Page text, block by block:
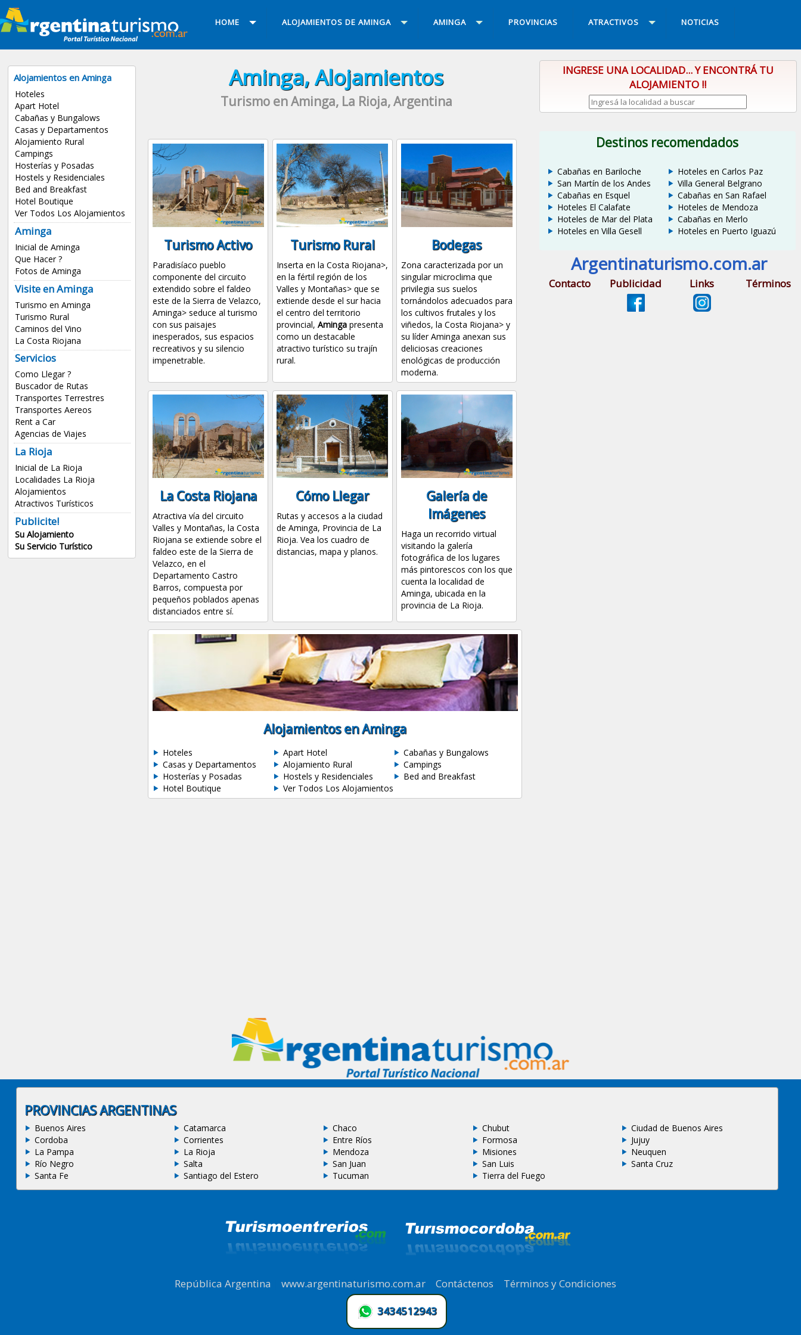
HOME ALOJAMIENTOS DE AMINGA AMINGA PROVINCIAS ATRACTIVOS NOTICIAS
Alojamientos en Aminga
Hoteles
Apart Hotel
Cabañas y Bungalows
Casas y Departamentos
Alojamiento Rural
Campings
Hosterías y Posadas
Hostels y Residenciales
Bed and Breakfast
Hotel Boutique
Ver Todos Los Alojamientos
Aminga
Inicial de Aminga
Que Hacer ?
Fotos de Aminga
Visite en Aminga
Turismo en Aminga
Turismo Rural
Caminos del Vino
La Costa Riojana
Servicios
Como Llegar ?
Buscador de Rutas
Transportes Terrestres
Transportes Aereos
Rent a Car
Agencias de Viajes
La Rioja
Inicial de La Rioja
Localidades La Rioja
Alojamientos
Atractivos Turísticos
Publicite!
Su Alojamiento
Su Servicio Turístico
Aminga, Alojamientos
Turismo en Aminga, La Rioja, Argentina
Turismo Activo
Paradisíaco pueblo
componente del circuito
extendido sobre el faldeo
este de la Sierra de Velazco,
Aminga> seduce al turismo
con sus paisajes
inesperados, sus espacios
recreativos y su silencio
impenetrable.
Turismo Rural
Inserta en la Costa Riojana>,
en la fértil región de los
Valles y Montañas> que se
extiende desde el sur hacia
el centro del territorio
provincial,Aminga presenta
como un destacable
atractivo turístico su trajín
rural.
Bodegas
Zona caracterizada por un
singular microclima que
privilegia sus suelos
tornándolos adecuados para
los cultivos frutales y los
viñedos, la Costa Riojana> y
su líder Aminga anexan sus
deliciosas creaciones
enológicas de producción
moderna.
La Costa Riojana
Atractiva vía del circuito
Valles y Montañas, la Costa
Riojana se extiende sobre el
faldeo este de la Sierra de
Velazco, en el
Departamento Castro
Barros, compuesta por
pequeños poblados apenas
distanciados entre sí.
Cómo Llegar
Rutas y accesos a la ciudad
de Aminga, Provincia de La
Rioja. Vea los cuadro de
distancias, mapa y planos.
Galería de
Imágenes
Haga un recorrido virtual
visitando la galería
fotográfica de los lugares
más pintorescos con los que
cuenta la localidad de
Aminga, ubicada en la
provincia de La Rioja.
Alojamientos en Aminga
Hoteles Apart Hotel
Cabañas y Bungalows
Casas y Departamentos
Alojamiento Rural
Campings
Hosterías y Posadas
Hostels y Residenciales
Bed and Breakfast
Hotel Boutique
Ver Todos Los Alojamientos
INGRESE UNA LOCALIDAD... Y ENCONTRÁ TU
ALOJAMIENTO !!
Destinos recomendados
Cabañas en Bariloche
San Martín de los Andes
Cabañas en Esquel
Hoteles El Calafate
Hoteles de Mar del Plata
Hoteles en Villa Gesell
Hoteles en Carlos Paz
Villa General Belgrano
Cabañas en San Rafael
Hoteles de Mendoza
Cabañas en Merlo
Hoteles en Puerto Iguazú
Argentinaturismo.com.ar
Contacto Publicidad Links Términos
PROVINCIAS ARGENTINAS
Buenos Aires Catamarca Chaco Chubut
Ciudad de Buenos Aires
Cordoba
Corrientes Entre Ríos Formosa
Jujuy
La Pampa
La Rioja Mendoza Misiones
Neuquen
Río Negro
Salta San Juan San Luis
Santa Cruz
Santa Fe
Santiago del Estero Tucuman Tierra del Fuego
República Argentina www.argentinaturismo.com.ar| Contáctenos Términos y Condiciones
3434512943